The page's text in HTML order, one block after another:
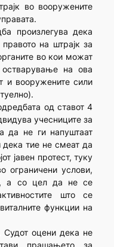
во вооружените
произлегува дека
на штрајк за
во кои можат
на ова
и вооружените сили
од ставот 4
учесниците за
да не ги напуштаат
дека тие не смеат да
јавен протест, туку
ограничени услови,
а со цел да не се
што се
функции на
Судот оцени дека не